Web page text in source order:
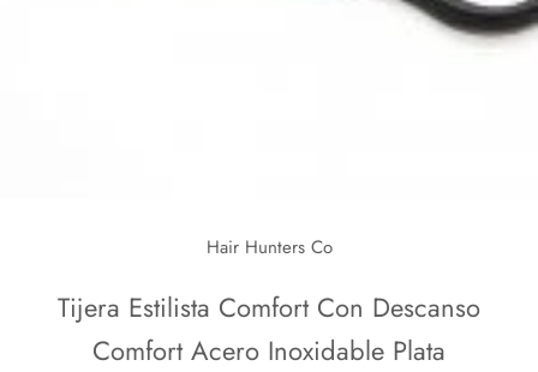
Hair Hunters Co
Tijera Estilista Comfort Con Descanso
Comfort Acero Inoxidable Plata